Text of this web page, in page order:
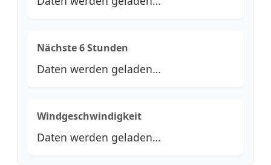
Nächste 6 Stunden
Daten werden geladen…
Windgeschwindigkeit
Daten werden geladen…